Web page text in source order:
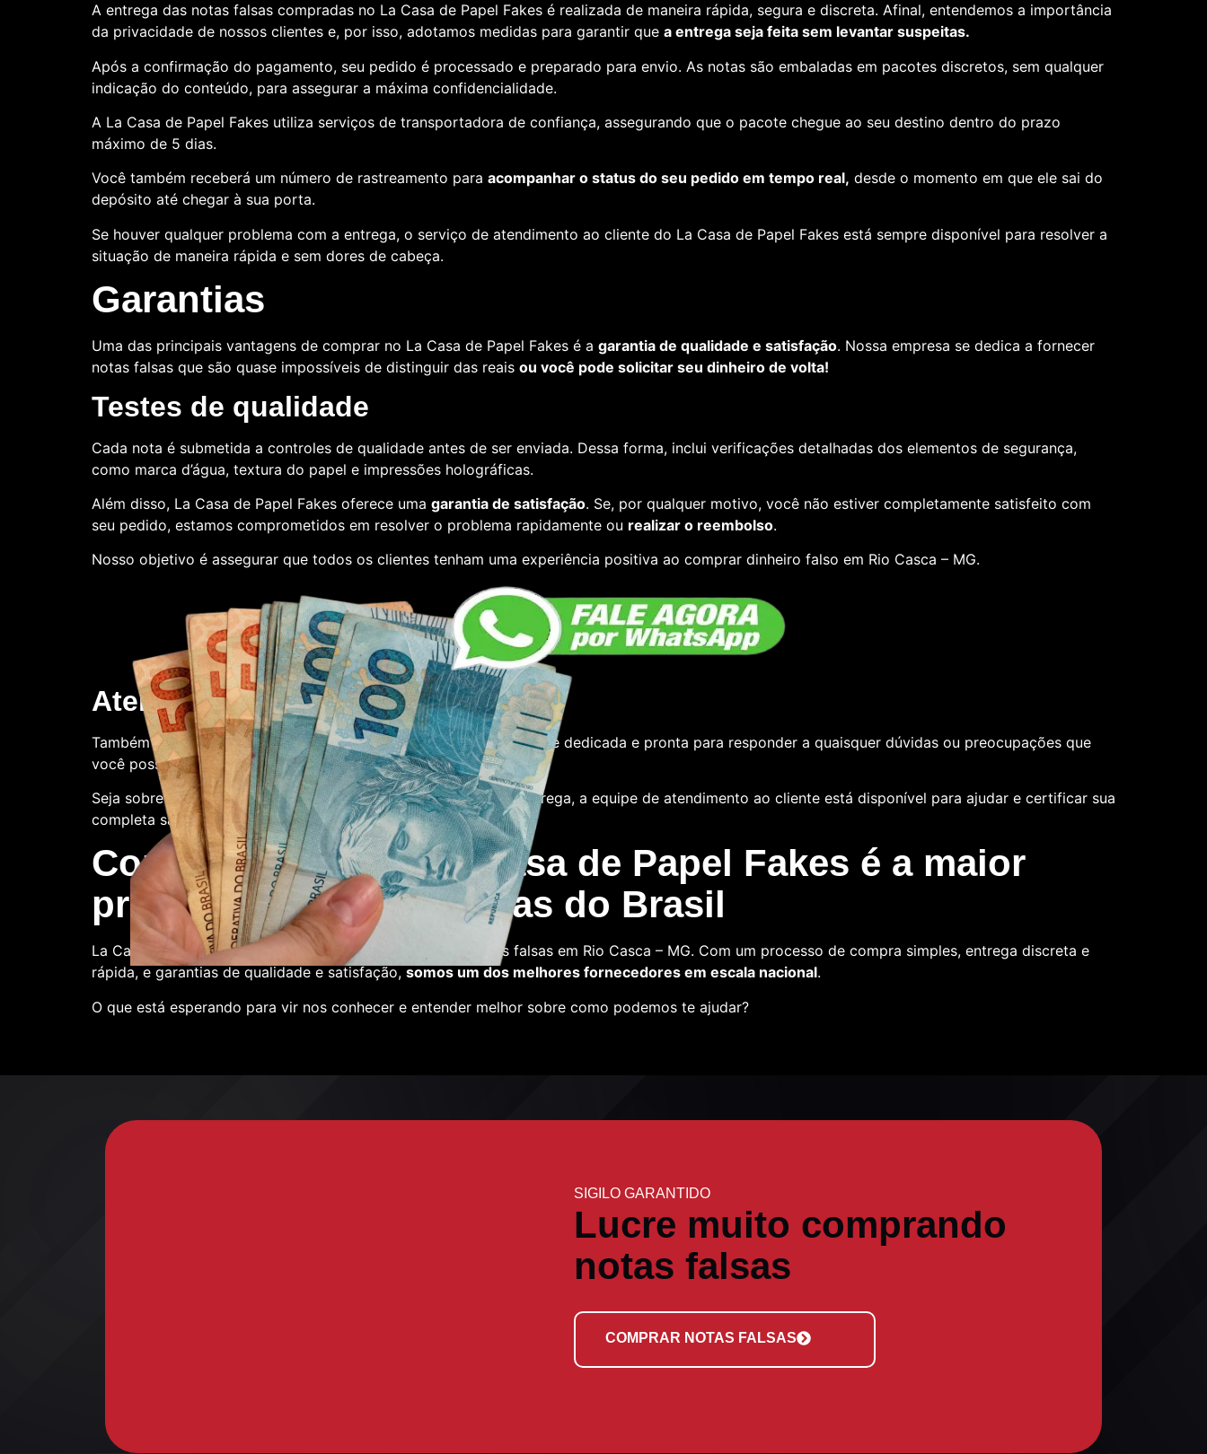
A entrega das notas falsas compradas no La Casa de Papel Fakes é realizada de maneira rápida, segura e discreta. Afinal, entendemos a importância
da privacidade de nossos clientes e, por isso, adotamos medidas para garantir que a entrega seja feita sem levantar suspeitas.
Após a confirmação do pagamento, seu pedido é processado e preparado para envio. As notas são embaladas em pacotes discretos, sem qualquer
indicação do conteúdo, para assegurar a máxima confidencialidade.
A La Casa de Papel Fakes utiliza serviços de transportadora de confiança, assegurando que o pacote chegue ao seu destino dentro do prazo
máximo de 5 dias.
Você também receberá um número de rastreamento para acompanhar o status do seu pedido em tempo real, desde o momento em que ele sai do
depósito até chegar à sua porta.
Se houver qualquer problema com a entrega, o serviço de atendimento ao cliente do La Casa de Papel Fakes está sempre disponível para resolver a
situação de maneira rápida e sem dores de cabeça.
Garantias
Uma das principais vantagens de comprar no La Casa de Papel Fakes é a garantia de qualidade e satisfação. Nossa empresa se dedica a fornecer
notas falsas que são quase impossíveis de distinguir das reais ou você pode solicitar seu dinheiro de volta!
Testes de qualidade
Cada nota é submetida a controles de qualidade antes de ser enviada. Dessa forma, inclui verificações detalhadas dos elementos de segurança,
como marca d’água, textura do papel e impressões holográficas.
Além disso, La Casa de Papel Fakes oferece uma garantia de satisfação. Se, por qualquer motivo, você não estiver completamente satisfeito com
seu pedido, estamos comprometidos em resolver o problema rapidamente ou realizar o reembolso.
Nosso objetivo é assegurar que todos os clientes tenham uma experiência positiva ao comprar dinheiro falso em Rio Casca – MG.
Atendimento ao cliente
Também oferecemos suporte ao cliente. Contamos com uma equipe dedicada e pronta para responder a quaisquer dúvidas ou preocupações que
você possa ter.
Seja sobre o processo de compra, a qualidade das notas ou a entrega, a equipe de atendimento ao cliente está disponível para ajudar e certificar sua
completa satisfação.
Compre conosco: La Casa de Papel Fakes é a maior
produtora de notas falsas do Brasil
La Casa de Papel Fakes é o melhor lugar para comprar notas falsas em Rio Casca – MG. Com um processo de compra simples, entrega discreta e
rápida, e garantias de qualidade e satisfação, somos um dos melhores fornecedores em escala nacional.
O que está esperando para vir nos conhecer e entender melhor sobre como podemos te ajudar?
SIGILO GARANTIDO
Lucre muito comprando
notas falsas
COMPRAR NOTAS FALSAS